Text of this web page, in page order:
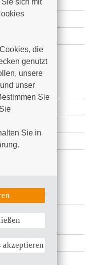
und
sich mit
die
genutzt
unsere
unser
Sie
Sie in
anzeigen
akzeptieren